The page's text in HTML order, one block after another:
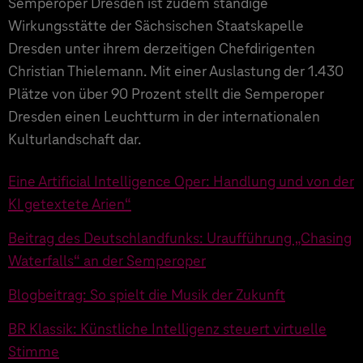
Wirkungsstätte der Sächsischen Staatskapelle
Dresden unter ihrem derzeitigen Chefdirigenten
Christian Thielemann. Mit einer Auslastung der 1.430
Plätze von über 90 Prozent stellt die Semperoper
Dresden einen Leuchtturm in der internationalen
Kulturlandschaft dar.
Eine Artificial Intelligence Oper: Handlung und von der
KI getextete Arien“
Beitrag des Deutschlandfunks: Uraufführung „Chasing
Waterfalls“ an der Semperoper
Blogbeitrag: So spielt die Musik der Zukunft
BR Klassik: Künstliche Intelligenz steuert virtuelle
Stimme